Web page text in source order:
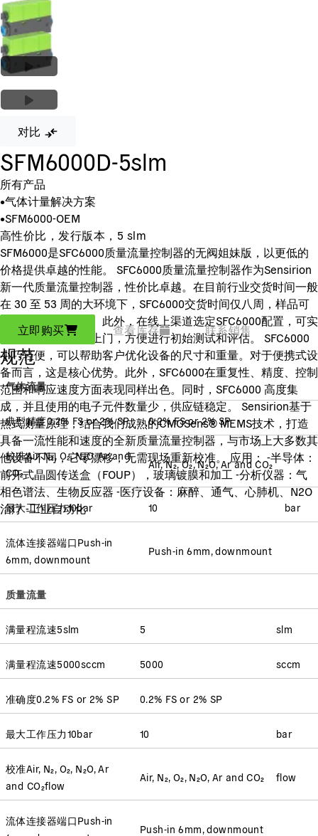
对比
SFM6000D-5slm
所有产品
•气体计量解决方案
•SFM6000-OEM
高性价比，发行版本，5 slm
SFM6000是SFC6000质量流量控制器的无阀姐妹版，以更低的
价格提供卓越的性能。 SFC6000质量流量控制器作为Sensirion
新一代质量流量控制器，性价比卓越。在目前行业交货时间一般
在 30 至 53 周的大环境下，SFC6000交货时间仅八周，样品可
在两到四周内送达。此外，在线上渠道选定SFC6000配置，可实
现在线订购，送货上门，方便进行初始测试和评估。 SFC6000
小巧轻便，可以帮助客户优化设备的尺寸和重量。对于便携式设
备而言，这是核心优势。此外，SFC6000在重复性、精度、控制
范围和响应速度方面表现同样出色。同时，SFC6000 高度集
成，并且使用的电子元件数量少，供应链稳定。 Sensirion基于
热式测量原理，结合我们成熟的CMOSens® MEMS技术，打造
具备一流性能和速度的全新质量流量控制器，与市场上大多数其
他设备不同，它零漂移，无需现场重新校准。 应用： -半导体：
前开式晶圆传送盒（FOUP），玻璃镀膜和加工 -分析仪器：气
相色谱法、生物反应器 -医疗设备：麻醉、通气、心肺机、N2O
治疗 -工业自动化
立即购买 查看库存 联系销售
规范
气体流量
典型精度0.2% FS or 2% SP 0.2% FS or 2% SP
校准Air, N₂, O₂, N₂O, Ar and
CO₂
Air, N₂, O₂, N₂O, Ar and CO₂
最大工作压力10bar 10 bar
流体连接器端口Push-in
6mm, downmount
Push-in 6mm, downmount
质量流量
满量程流速5slm 5 slm
满量程流速5000sccm 5000 sccm
准确度0.2% FS or 2% SP 0.2% FS or 2% SP
最大工作压力10bar 10 bar
校准Air, N₂, O₂, N₂O, Ar
and CO₂flow
Air, N₂, O₂, N₂O, Ar and CO₂ flow
流体连接器端口Push-in
Push-in 6mm, downmount